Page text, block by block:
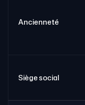
Ancienneté
Siège social